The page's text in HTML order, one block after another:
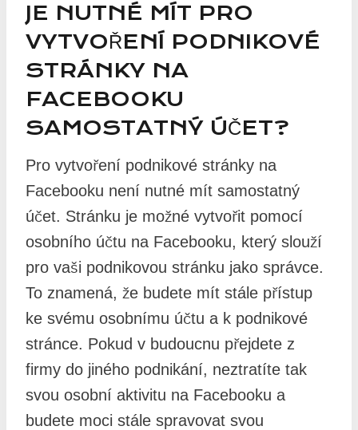
JE NUTNÉ MÍT PRO
VYTVOŘENÍ PODNIKOVÉ
STRÁNKY NA
FACEBOOKU
SAMOSTATNÝ ÚČET?
Pro vytvoření podnikové stránky na
Facebooku není nutné mít samostatný
účet. Stránku je možné vytvořit pomocí
osobního účtu na Facebooku, který slouží
pro vaši podnikovou stránku jako správce.
To znamená, že budete mít stále přístup
ke svému osobnímu účtu a k podnikové
stránce. Pokud v budoucnu přejdete z
firmy do jiného podnikání, neztratíte tak
svou osobní aktivitu na Facebooku a
budete moci stále spravovat svou